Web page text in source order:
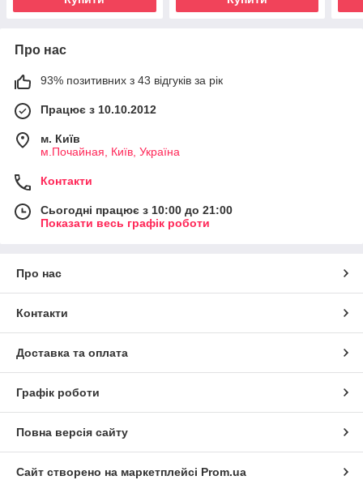
Про нас
93% позитивних з 43 відгуків за рік
Працює з 10.10.2012
м. Київ
м.Почайная, Київ, Україна
Контакти
Сьогодні працює з 10:00 до 21:00
Показати весь графік роботи
Про нас
Контакти
Доставка та оплата
Графік роботи
Повна версія сайту
Сайт створено на маркетплейсі Prom.ua